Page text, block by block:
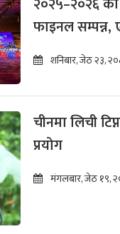
फाइनल सम्पन्न,
विकासमा जोड
शनिबार, जेठ २३,
चीनमा लिची
प्रयोग
मंगलबार, जेठ १९,